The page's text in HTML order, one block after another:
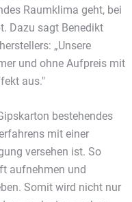
Raumklima geht, bei
Dazu sagt Benedikt
„Unsere
und ohne Aufpreis mit
aus."
bestehendes
mit einer
versehen ist. So
aufnehmen und
Somit wird nicht nur